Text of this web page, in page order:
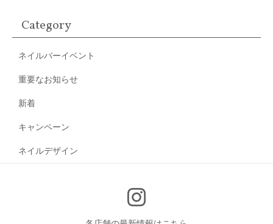
Category
ネイルバーイベント
重要なお知らせ
新着
キャンペーン
ネイルデザイン